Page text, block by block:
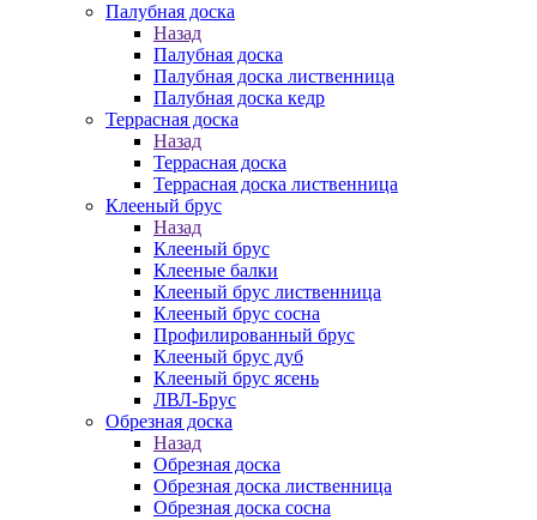
Палубная доска
Назад
Палубная доска
Палубная доска лиственница
Палубная доска кедр
Террасная доска
Назад
Террасная доска
Террасная доска лиственница
Клееный брус
Назад
Клееный брус
Клееные балки
Клееный брус лиственница
Клееный брус сосна
Профилированный брус
Клееный брус дуб
Клееный брус ясень
ЛВЛ-Брус
Обрезная доска
Назад
Обрезная доска
Обрезная доска лиственница
Обрезная доска сосна